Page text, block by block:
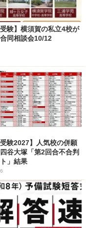
受験】横須賀の私立4校が
同相談会10/12
受験2027】人気校の併願
谷大塚「第2回合不合判
」結果